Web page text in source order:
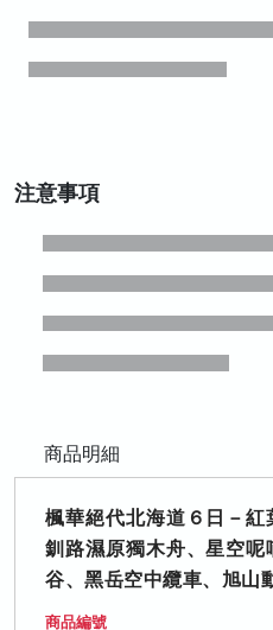
注意事項
商品明細
楓華絕代北海道６日－紅
釧路濕原獨木舟、星空
谷、黑岳空中纜車、旭山
商品編號